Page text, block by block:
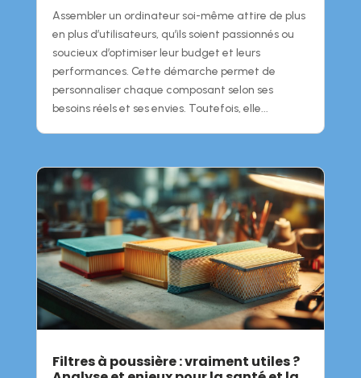
Assembler un ordinateur soi-même attire de plus
en plus d’utilisateurs, qu’ils soient passionnés ou
soucieux d’optimiser leur budget et leurs
performances. Cette démarche permet de
personnaliser chaque composant selon ses
besoins réels et ses envies. Toutefois, elle...
Filtres à poussière : vraiment utiles ?